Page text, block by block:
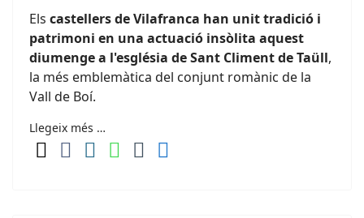
Els castellers de Vilafranca han unit tradició i
patrimoni en una actuació insòlita aquest
diumenge a l'església de Sant Climent de Taüll,
la més emblemàtica del conjunt romànic de la
Vall de Boí.
Llegeix més …